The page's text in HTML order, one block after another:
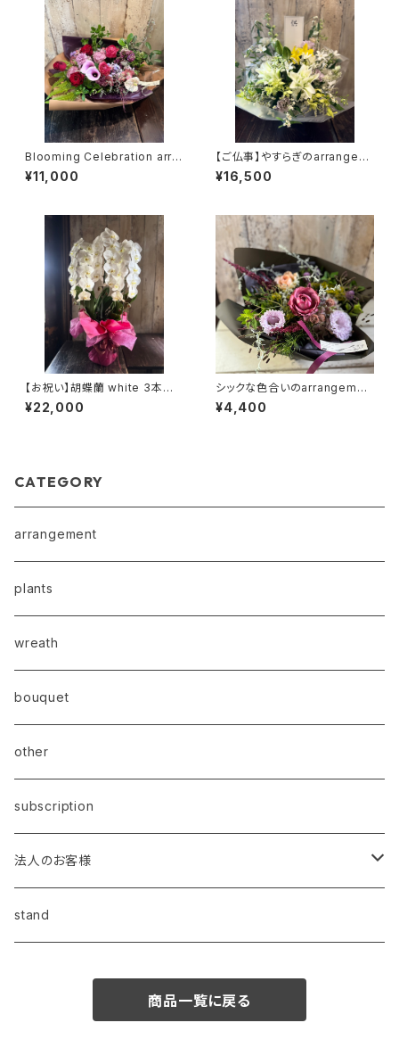
Blooming Celebration arra
ngement（TA36）
¥11,000
【ご仏事】やすらぎのarrangem
ent（TA37）
¥16,500
【お祝い】胡蝶蘭 white 3本立
②（水戸市内のみお届け可）（T
O3）
¥22,000
シックな色合いのarrangemen
t（TA31）
¥4,400
CATEGORY
arrangement
plants
wreath
bouquet
other
subscription
法人のお客様
昇進・昇格祝い
stand
商品一覧に戻る